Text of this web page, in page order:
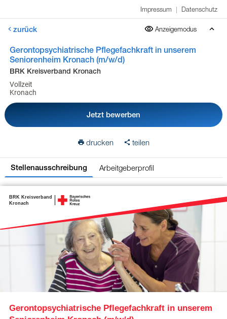
Impressum | Datenschutz
zurück Anzeigemodus
Gerontopsychiatrische Pflegefachkraft in unserem
Seniorenheim Kronach (m/w/d)
BRK Kreisverband Kronach
Vollzeit
Kronach
Jetzt bewerben
drucken teilen
Stellenausschreibung Arbeitgeberprofil